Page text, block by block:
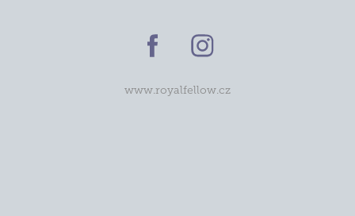
www.royalfellow.cz